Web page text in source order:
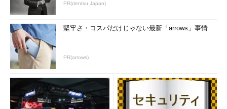
会議が自分にとって価値がないと思ったら、招待を辞退する。
人間味を出す
子どもやペットが映り込むのは心配しなくてもよい。むしろ歓
直面していることを示すからだ。他の会議参加者の邪魔になりそ
うな場合は、ミュートにしておく。
PR(dentsu Japan)
堅牢さ・コスパだけじゃない最新「arrows」事情
PR(arrows)